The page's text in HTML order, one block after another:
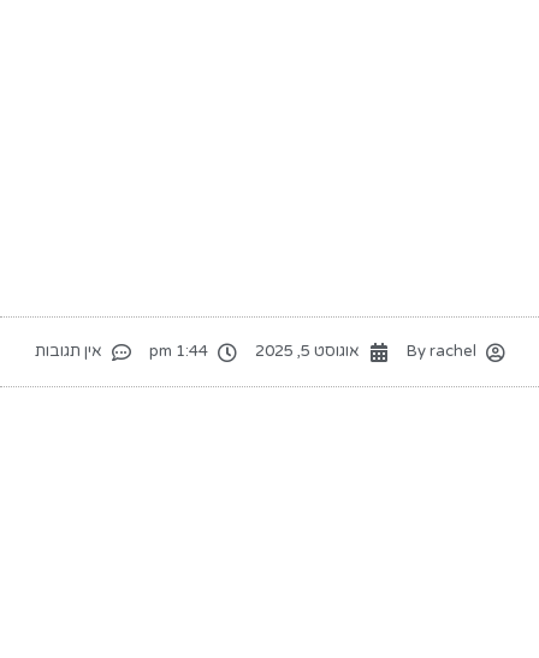
Byrachel אוגוסט 5, 2025 1:44 pm אין תגובות